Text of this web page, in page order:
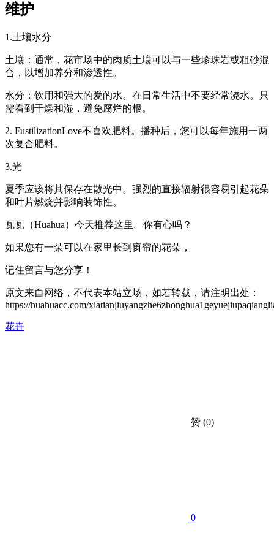
维护
1.土壤水分
土壤：通常，花市场中的肉质土壤可以与一些珍珠岩或粗砂混
合，以增加养分和渗透性。
水分：饮用和强大的爱的水。在日常生活中不要经常浇水。只
需看到干燥和湿，避免腐烂的根。
2. FustilizationLove不喜欢肥料。播种后，您可以每年施用一两
次复合肥料。
3.光
夏季应该将其保存在散光中。强烈的直接辐射很容易引起花朵
和叶片燃烧并影响装饰性。
瓦瓦（Huahua）今天推荐这里。你有心吗？
如果您有一朵可以在家里长到窗帘的花朵，
记住留言与您分享！
原文来自网络，不代表本站立场，如若转载，请注明出处：
https://huahuacc.com/
花卉
赞 (0)
0